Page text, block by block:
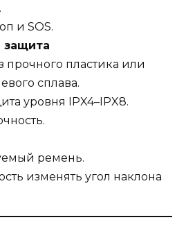
и SOS.
прочного пластика или
сплава.
уровня IPX4–IPX8.
ремень.
изменять угол наклона